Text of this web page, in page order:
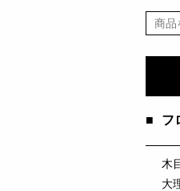
■ フ
木
大